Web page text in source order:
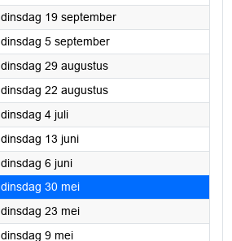
dinsdag 19 september2023
dinsdag 5 september2023
dinsdag 29 augustus2023
dinsdag 22 augustus2023
dinsdag 4 juli2023
dinsdag 13 juni2023
dinsdag 6 juni2023
dinsdag 30 mei2023
dinsdag 23 mei2023
dinsdag 9 mei2023